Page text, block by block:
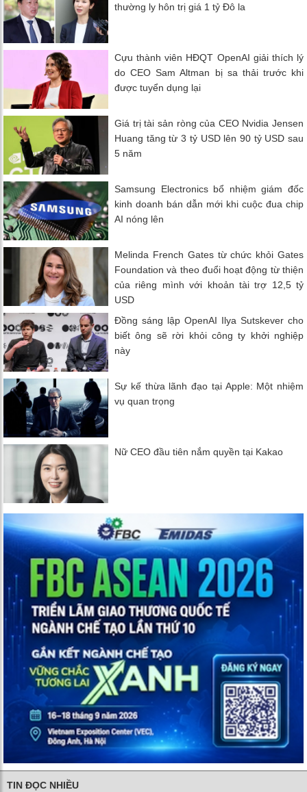
thường ly hôn trị giá 1 tỷ Đô la
Cựu thành viên HĐQT OpenAI giải thích lý
do CEO Sam Altman bị sa thải trước khi
được tuyển dụng lại
Giá trị tài sản ròng của CEO Nvidia Jensen
Huang tăng từ 3 tỷ USD lên 90 tỷ USD sau
5 năm
Samsung Electronics bổ nhiệm giám đốc
kinh doanh bán dẫn mới khi cuộc đua chip
AI nóng lên
Melinda French Gates từ chức khỏi Gates
Foundation và theo đuổi hoạt động từ thiện
của riêng mình với khoản tài trợ 12,5 tỷ
USD
Đồng sáng lập OpenAI Ilya Sutskever cho
biết ông sẽ rời khỏi công ty khởi nghiệp
này
Sự kế thừa lãnh đạo tại Apple: Một nhiệm
vụ quan trọng
Nữ CEO đầu tiên nắm quyền tại Kakao
TIN ĐỌC NHIỀU